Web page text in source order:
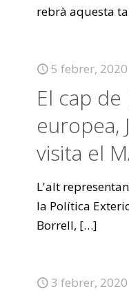
rebrà aquesta
5 febrer, 2020
El cap
europea,
visita el
L'alt
la Política
Borrell, […]
3 febrer, 2020